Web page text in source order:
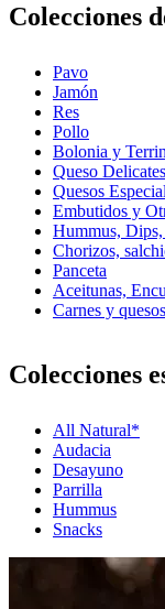
Colecciones
Pavo
Jamón
Res
Pollo
Bolonia y
Queso
Quesos
Embutidos y
Hummus,
Chorizos,
Panceta
Aceitunas,
Carnes y
Colecciones
All Natural*
Audacia
Desayuno
Parrilla
Hummus
Snacks